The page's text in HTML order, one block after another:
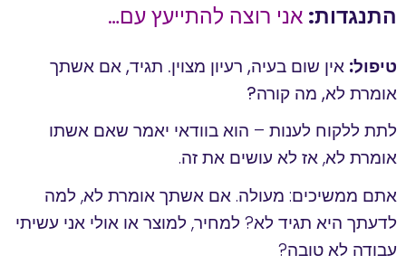
התנגדות: אני רוצה להתייעץ עם…
טיפול: אין שום בעיה, רעיון מצוין. תגיד, אם אשתך
אומרת לא, מה קורה?
לתת ללקוח לענות – הוא בוודאי יאמר שאם אשתו
אומרת לא, אז לא עושים את זה.
אתם ממשיכים: מעולה. אם אשתך אומרת לא, למה
לדעתך היא תגיד לא? למחיר, למוצר או אולי אני עשיתי
עבודה לא טובה?